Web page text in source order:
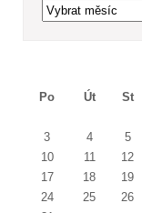
Archivy
Po
Út St
3
4 5
10
11 12
17
18 19
24
25 26